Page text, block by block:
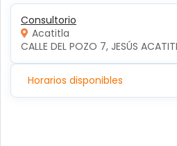
Consultorio
Acatitla
CALLE DEL POZO 7, JESÚS
Horarios disponibles